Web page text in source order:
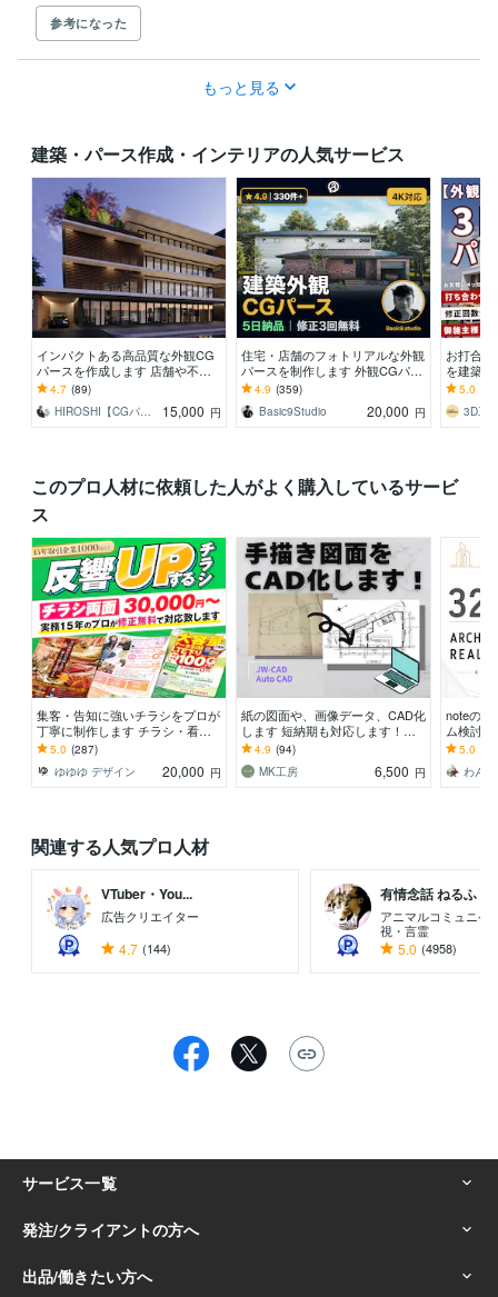
参考になった
もっと見る
建築・パース作成・インテリアの人気サービス
インパクトある高品質な外観CG
パースを作成します 店舗や不動
産のチラシ、施主様へのプレゼン
等で必要な方へ
4.7 (89)
HIROSHI【CGパース4日で作成】
15,000 円
住宅・店舗のフォトリアルな外観
パースを制作します 外観CGパー
ス330件超｜チーム制・4K・5日
納品
4.9 (359)
Basic9Studio
20,000 円
お打合
を建築
模~大規
ボイス
5.0
このプロ人材に依頼した人がよく購入しているサービ
ス
集客・告知に強いチラシをプロが
丁寧に制作します チラシ・看
板・三つ折り・パンフ・ポスタ
ー・メニュー OK！
5.0 (287)
ゆゆゆ デザイン
20,000 円
紙の図面や、画像データ、CAD化
します 短納期も対応します！お
気軽にご相談ください
4.9 (94)
MK工房
6,500 円
noteの
ム検討
ーシッ
5.0
わん1
関連する人気プロ人材
VTuber・You...
広告クリエイター
4.7 (144)
有情念話 ねるふ
アニマルコミュニケ
視・言霊
5.0 (4958)